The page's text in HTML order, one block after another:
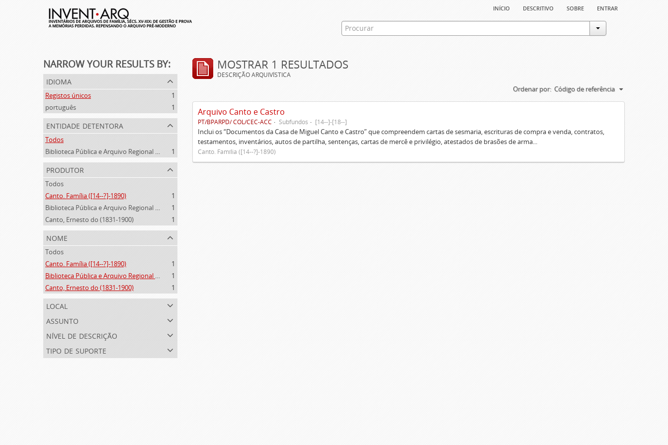
início descritivo sobre entrar
NARROW YOUR RESULTS BY:
idioma
Registos únicos
1
português
1
entidade detentora
Todos
Biblioteca Pública e Arquivo Regional de Ponta Delgada
1
produtor
Todos
Canto. Família ([14--?]-1890)
1
Biblioteca Pública e Arquivo Regional de Ponta Delgada (1841- )
1
Canto, Ernesto do (1831-1900)
1
nome
Todos
Canto. Família ([14--?]-1890)
1
Biblioteca Pública e Arquivo Regional de Ponta Delgada (1841- )
1
Canto, Ernesto do (1831-1900)
1
local
assunto
nível de descrição
tipo de suporte
MOSTRAR 1 RESULTADOS
DESCRIÇÃO ARQUIVÍSTICA
Ordenar por: Código de referência
Arquivo Canto e Castro
PT/BPARPD/ COL/CEC-ACC Subfundos [14--]-[18--]
Inclui os “Documentos da Casa de Miguel Canto e Castro” que compreendem cartas de sesmaria, escrituras de compra e venda, contratos,
testamentos, inventários, autos de partilha, sentenças, cartas de mercê e privilégio, atestados de brasões de arma...
Canto. Família ([14--?]-1890)